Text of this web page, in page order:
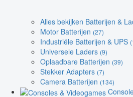
Alles bekijken Batterijen &
Motor Batterijen (27)
Industriële Batterijen & UPS
Universele Laders (9)
Oplaadbare Batterijen (39)
Stekker Adapters (7)
Camera Batterijen (134)